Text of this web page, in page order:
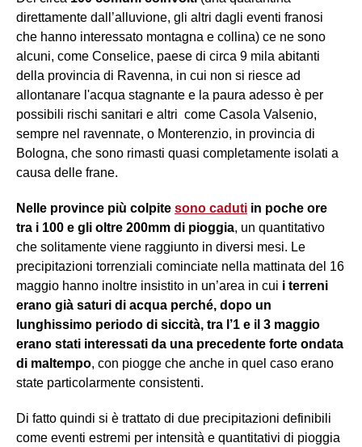
direttamente dall’alluvione, gli altri dagli eventi franosi
che hanno interessato montagna e collina) ce ne sono
alcuni, come Conselice, paese di circa 9 mila abitanti
della provincia di Ravenna, in cui non si riesce ad
allontanare l'acqua stagnante e la paura adesso è per
possibili rischi sanitari e altri come Casola Valsenio,
sempre nel ravennate, o Monterenzio, in provincia di
Bologna, che sono rimasti quasi completamente isolati a
causa delle frane.
Nelle province più colpite sono caduti in poche ore
tra i 100 e gli oltre 200mm di pioggia, un quantitativo
che solitamente viene raggiunto in diversi mesi. Le
precipitazioni torrenziali cominciate nella mattinata del 16
maggio hanno inoltre insistito in un’area in cui i terreni
erano già saturi di acqua perché, dopo un
lunghissimo periodo di siccità, tra l’1 e il 3 maggio
erano stati interessati da una precedente forte ondata
di maltempo, con piogge che anche in quel caso erano
state particolarmente consistenti.
Di fatto quindi si è trattato di due precipitazioni definibili
come eventi estremi per intensità e quantitativi di pioggia